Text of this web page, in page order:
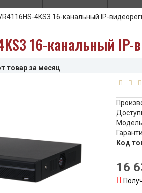
4KS3 16-канальный IP-
16-канальный IP-
товар за месяц
Код
16